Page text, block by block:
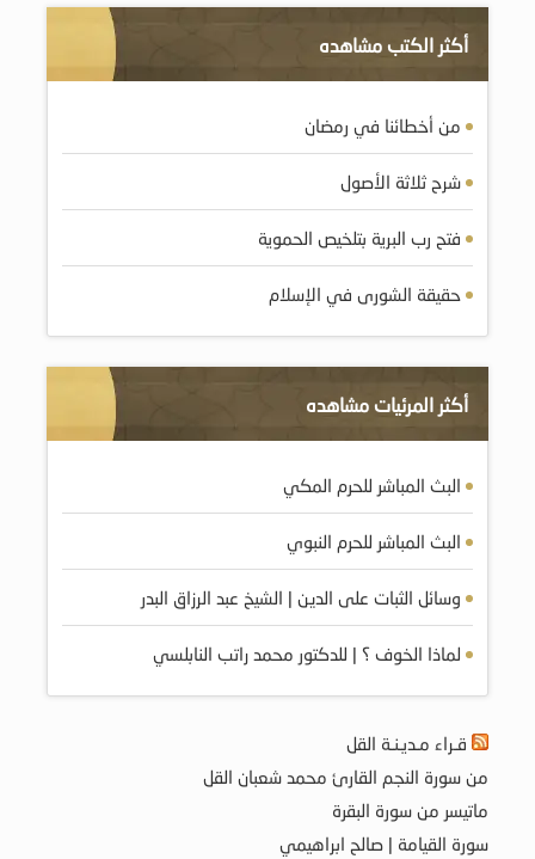
أكثر الكتب مشاهده
من أخطائنا في رمضان
شرح ثلاثة الأصول
فتح رب البرية بتلخيص الحموية
حقيقة الشورى في الإسلام
أكثر المرئيات مشاهده
البث المباشر للحرم المكي
البث المباشر للحرم النبوي
وسائل الثبات على الدين | الشيخ عبد الرزاق البدر
لماذا الخوف ؟ | للدكتور محمد راتب النابلسي
قـراء مـديـنـة القل
من سورة النجم القارئ محمد شعبان القل
ماتيسر من سورة البقرة
سورة القيامة | صالح ابراهيمي